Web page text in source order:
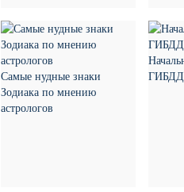
Самые нудные знаки
Зодиака по мнению
астрологов
ГИБДД